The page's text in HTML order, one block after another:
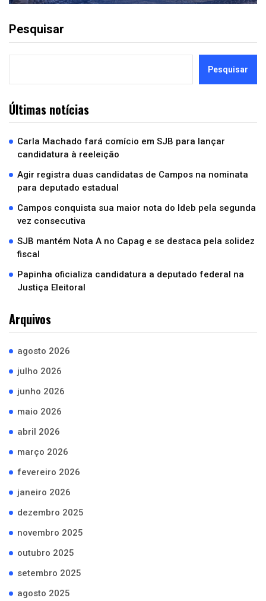
Pesquisar
Pesquisar
Últimas notícias
Carla Machado fará comício em SJB para lançar
candidatura à reeleição
Agir registra duas candidatas de Campos na nominata
para deputado estadual
Campos conquista sua maior nota do Ideb pela segunda
vez consecutiva
SJB mantém Nota A no Capag e se destaca pela solidez
fiscal
Papinha oficializa candidatura a deputado federal na
Justiça Eleitoral
Arquivos
agosto 2026
julho 2026
junho 2026
maio 2026
abril 2026
março 2026
fevereiro 2026
janeiro 2026
dezembro 2025
novembro 2025
outubro 2025
setembro 2025
agosto 2025